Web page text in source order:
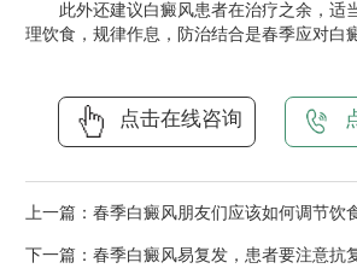
此外还建议白癜风患者在治疗之余，适
理饮食，规律作息，防治结合是春季应对白
点击在线咨询
上一篇： 春季白癜风朋友们应该如何调节饮
下一篇： 春季白癜风易复发，患者要注意抗